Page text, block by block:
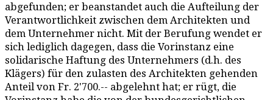
abgefunden; er beanstandet auch die Aufteilung der
Verantwortlichkeit zwischen dem Architekten und
dem Unternehmer nicht. Mit der Berufung wendet er
sich lediglich dagegen, dass die Vorinstanz eine
solidarische Haftung des Unternehmers (d.h. des
Klägers) für den zulasten des Architekten gehenden
Anteil von Fr. 2'700.-- abgelehnt hat; er rügt, die